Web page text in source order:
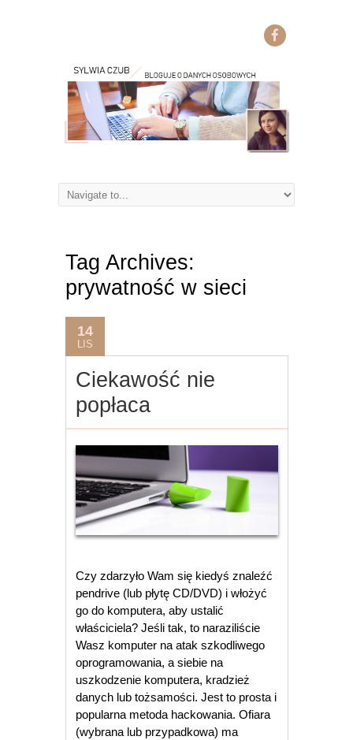
Tag Archives:
prywatność w sieci
14
LIS
Ciekawość nie
popłaca
Czy zdarzyło Wam się kiedyś znaleźć
pendrive (lub płytę CD/DVD) i włożyć
go do komputera, aby ustalić
właściciela? Jeśli tak, to naraziliście
Wasz komputer na atak szkodliwego
oprogramowania, a siebie na
uszkodzenie komputera, kradzież
danych lub tożsamości. Jest to prosta i
popularna metoda hackowania. Ofiara
(wybrana lub przypadkowa) ma